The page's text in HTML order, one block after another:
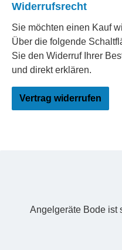
Widerrufsrecht
Sie möchten einen Kauf
Über die folgende
Sie den Widerruf Ihrer
und direkt erklären.
Vertrag widerrufen
Angelgeräte Bode ist